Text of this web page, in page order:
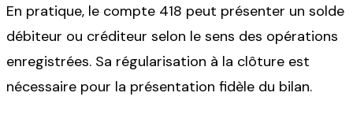
En pratique, le compte 418 peut présenter un solde
débiteur ou créditeur selon le sens des opérations
enregistrées. Sa régularisation à la clôture est
nécessaire pour la présentation fidèle du bilan.